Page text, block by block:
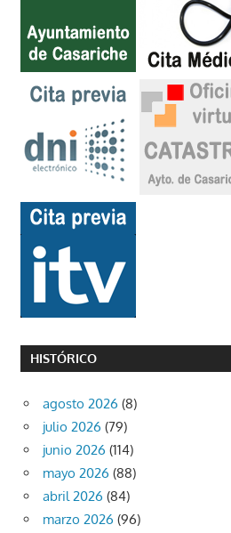
HISTÓRICO
agosto 2026 (8)
julio 2026 (79)
junio 2026 (114)
mayo 2026 (88)
abril 2026 (84)
marzo 2026 (96)